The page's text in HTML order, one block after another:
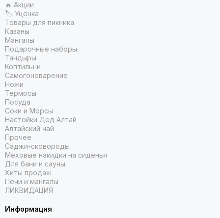
🔥 Акции
🏷 Уценка
Товары для пикника
Казаны
Мангалы
Подарочные наборы
Тандыры
Коптильни
Самогоноварение
Ножи
Термосы
Посуда
Соки и Морсы
Настойки Дед Алтай
Алтайский чай
Прочее
Саджи-сковороды
Меховые накидки на сиденья
Для бани и сауны
Хиты продаж
Печи и мангалы
ЛИКВИДАЦИЯ
Информация